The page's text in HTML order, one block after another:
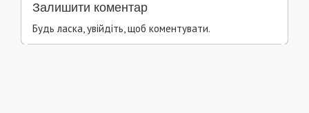
Залишити коментар
Будь ласка, увійдіть, щоб коментувати.